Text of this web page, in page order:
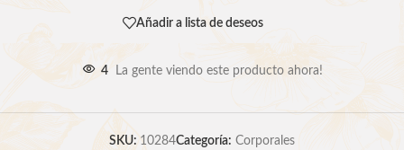
Añadir a lista de deseos
4 La gente viendo este producto ahora!
SKU: 10284Categoría: Corporales